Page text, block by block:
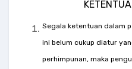
Segala ketentuan dalam
ini belum cukup diatur
perhimpunan, maka